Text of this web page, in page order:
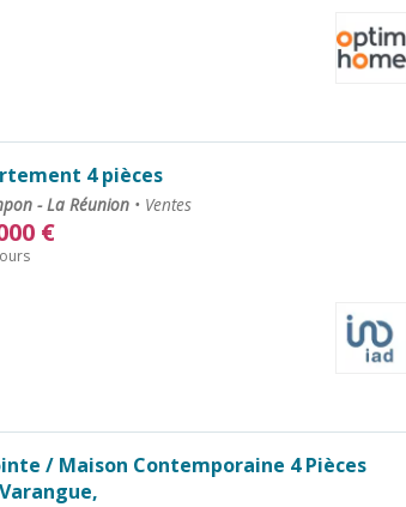
4 pièces
- La Réunion • Ventes
€
/ Maison Contemporaine 4 Pièces